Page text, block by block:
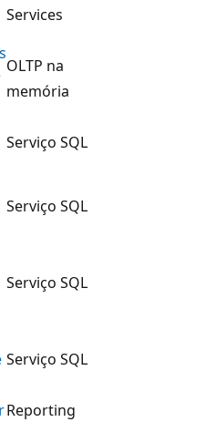
Services
OLTP na
memória
Serviço SQL
Serviço SQL
Serviço SQL
Serviço SQL
Reporting